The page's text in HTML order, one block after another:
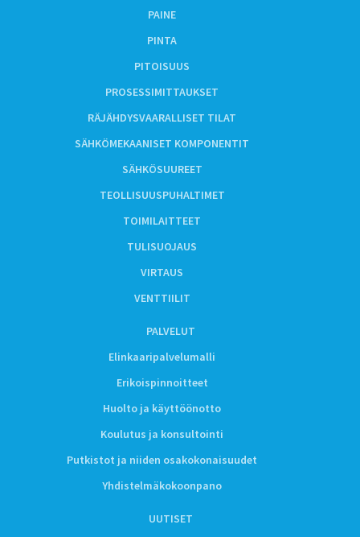
PAINE
PINTA
PITOISUUS
PROSESSIMITTAUKSET
RÄJÄHDYSVAARALLISET TILAT
SÄHKÖMEKAANISET KOMPONENTIT
SÄHKÖSUUREET
TEOLLISUUSPUHALTIMET
TOIMILAITTEET
TULISUOJAUS
VIRTAUS
VENTTIILIT
PALVELUT
Elinkaaripalvelumalli
Erikoispinnoitteet
Huolto ja käyttöönotto
Koulutus ja konsultointi
Putkistot ja niiden osakokonaisuudet
Yhdistelmäkokoonpano
UUTISET